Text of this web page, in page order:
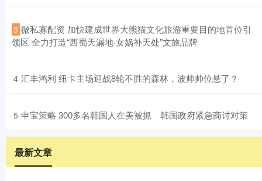
3 ​微私寡配资 加快建成世界大熊猫文化旅游重要目的地首位引
领区 全力打造“西蜀天漏地·女娲补天处”文旅品牌
4 ​汇丰鸿利 纽卡主场迎战8轮不胜的森林，波帅帅位悬了？
5 ​申宝策略 300多名韩国人在美被抓 韩国政府紧急商讨对策
最新文章